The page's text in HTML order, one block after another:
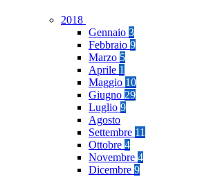
2018
Gennaio 3
Febbraio 9
Marzo 5
Aprile 1
Maggio 10
Giugno 29
Luglio 9
Agosto
Settembre 11
Ottobre 4
Novembre 4
Dicembre 9